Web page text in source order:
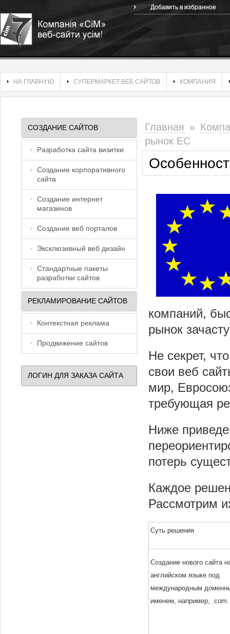
Добавить в избранное
НА ГЛАВНУЮ СУПЕРМАРКЕТ ВЕБ САЙТОВ КОМПАНИЯ
СОЗДАНИЕ САЙТОВ
Разработка сайта визитки
Создание корпоративного
сайта
Создание интернет
магазинов
Создание веб порталов
Эксклюзивный веб дизайн
Стандартные пакеты
разработки сайтов
РЕКЛАМИРОВАНИЕ САЙТОВ
Контекстная реклама
Продвижение сайтов
ЛОГИН ДЛЯ ЗАКАЗА САЙТА
Главная »
рынок ЕС
компаний,
рынок
Не секрет,
свои веб
мир,
требующая
Ниже
потерь
Каждое
Рассмотрим
Суть решения
Cоздание нового сайта
английском языке под
международным
именем, например,